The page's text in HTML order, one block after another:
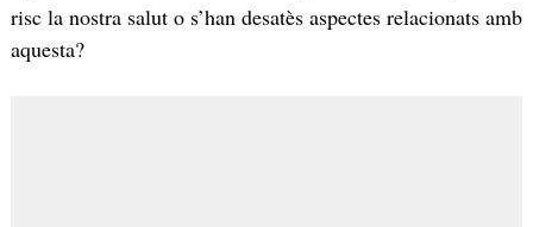
risc la nostra salut o s’han desatès aspectes relacionats amb
aquesta?